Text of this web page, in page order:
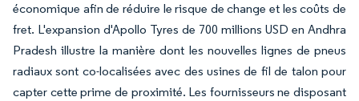
économique afin de réduire le risque de change et les coûts de
fret. L'expansion d'Apollo Tyres de 700 millions USD en Andhra
Pradesh illustre la manière dont les nouvelles lignes de pneus
radiaux sont co-localisées avec des usines de fil de talon pour
capter cette prime de proximité. Les fournisseurs ne disposant